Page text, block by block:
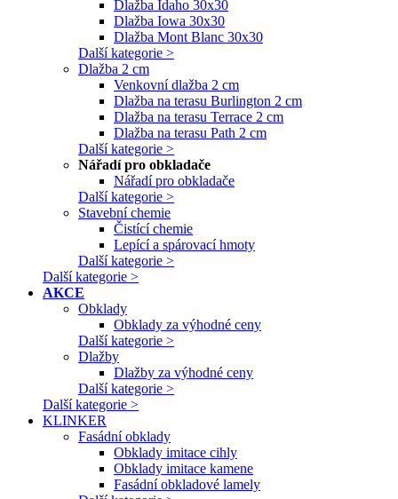
Dlažba Idaho 30x30
Dlažba Iowa 30x30
Dlažba Mont Blanc 30x30
Další kategorie >
Dlažba 2 cm
Venkovní dlažba 2 cm
Dlažba na terasu Burlington 2 cm
Dlažba na terasu Terrace 2 cm
Dlažba na terasu Path 2 cm
Další kategorie >
Nářadí pro obkladače
Nářadí pro obkladače
Další kategorie >
Stavební chemie
Čistící chemie
Lepící a spárovací hmoty
Další kategorie >
Další kategorie >
AKCE
Obklady
Obklady za výhodné ceny
Další kategorie >
Dlažby
Dlažby za výhodné ceny
Další kategorie >
Další kategorie >
KLINKER
Fasádní obklady
Obklady imitace cihly
Obklady imitace kamene
Fasádní obkladové lamely